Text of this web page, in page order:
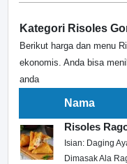
Kategori Risoles
Berikut harga dan menu
ekonomis. Anda bisa
anda
Nama
Risoles
Isian: Daging
Dimasak Ala